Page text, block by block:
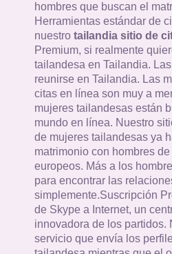
hombres que buscan el
Herramientas estándar de
nuestro tailandia sitio de
Premium, si realmente
tailandesa en Tailandia.
reunirse en Tailandia. Las
citas en línea son muy a
mujeres tailandesas están
mundo en línea. Nuestro
de mujeres tailandesas ya
matrimonio con hombres
europeos. Más a los
para encontrar las
simplemente.Suscripción
de Skype a Internet, un
innovadora de los partidos.
servicio que envía los